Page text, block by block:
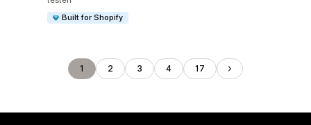
Built for Shopify
1 2 3 4 17